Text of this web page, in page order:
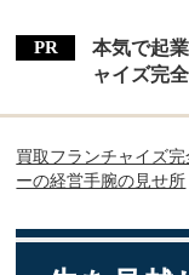
本気で起
ャイズ完
買取フランチャイズ完
ーの経営手腕の見せ所